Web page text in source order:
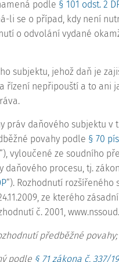
podle § 101 odst. 2
li se o případ, kdy není
o odvolání vydané
subjektu, jehož daň je
řízení nepřipouští a to ani
práv daňového subjektu v
povahy podle § 70
“), vyloučené ze soudního
daňového procesu, tj.
“). Rozhodnutí
ze kterého
č. 2001,
předběžné
podle § 71 zákona č. 337/